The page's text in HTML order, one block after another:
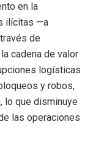
en la
ilícitas —a
de
cadena de valor
logísticas
y robos,
lo que disminuye
las operaciones